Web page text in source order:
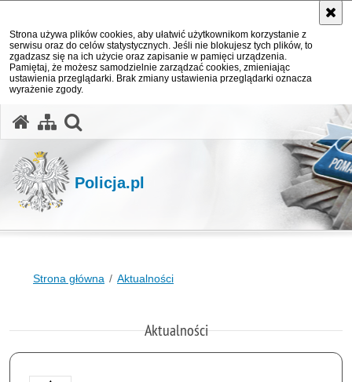
Strona używa plików cookies, aby ułatwić użytkownikom korzystanie z
serwisu oraz do celów statystycznych. Jeśli nie blokujesz tych plików, to
zgadzasz się na ich użycie oraz zapisanie w pamięci urządzenia.
Pamiętaj, że możesz samodzielnie zarządzać cookies, zmieniając
ustawienia przeglądarki. Brak zmiany ustawienia przeglądarki oznacza
wyrażenie zgody.
Policja.pl
Strona główna Aktualności
Aktualności